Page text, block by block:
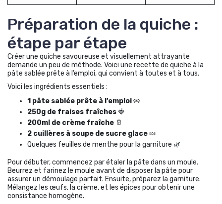
Préparation de la quiche :
étape par étape
Créer une quiche savoureuse et visuellement attrayante
demande un peu de méthode. Voici une recette de quiche à la
pâte sablée prête à l’emploi, qui convient à toutes et à tous.
Voici les ingrédients essentiels :
1 pâte sablée prête à l’emploi🥧
250g de fraises fraîches🍓
200ml de crème fraîche 🥛
2 cuillères à soupe de sucre glace🍬
Quelques feuilles de menthe pour la garniture 🌿
Pour débuter, commencez par étaler la pâte dans un moule.
Beurrez et farinez le moule avant de disposer la pâte pour
assurer un démoulage parfait. Ensuite, préparez la garniture.
Mélangez les œufs, la crème, et les épices pour obtenir une
consistance homogène.